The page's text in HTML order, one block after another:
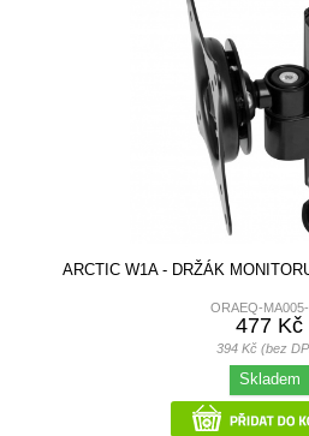
ARCTIC W1A - DRŽÁK
ORAEQ-
477 Kč
394 Kč (bez
Skladem